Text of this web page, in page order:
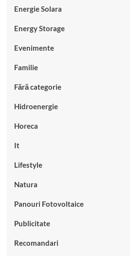
Energie Solara
Energy Storage
Evenimente
Familie
Fără categorie
Hidroenergie
Horeca
It
Lifestyle
Natura
Panouri Fotovoltaice
Publicitate
Recomandari